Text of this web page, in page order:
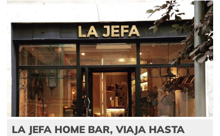
LA JEFA HOME BAR, VIAJA HASTA